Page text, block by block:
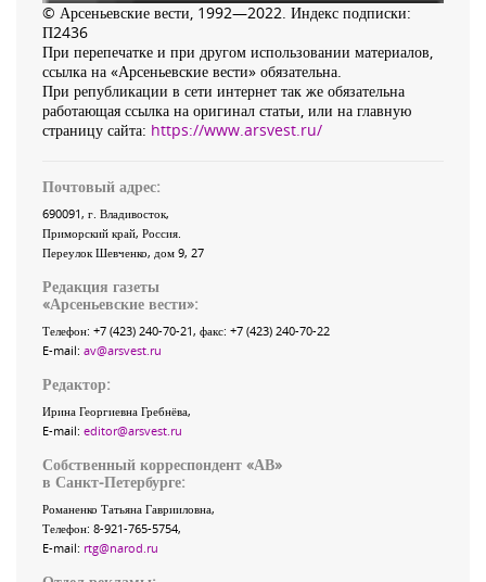
© Арсеньевские вести, 1992—2022. Индекс подписки:
П2436
При перепечатке и при другом использовании материалов,
ссылка на «Арсеньевские вести» обязательна.
При републикации в сети интернет так же обязательна
работающая ссылка на оригинал статьи, или на главную
страницу сайта: https://www.arsvest.ru/
Почтовый адрес:
690091, г. Владивосток,
Приморский край, Россия
Переулок Шевченко, дом 9, 27
Редакция газеты
«Арсеньевские вести»:
Телефон: +7 (423) 240-70-21, факс: +7 (423) 240-70-22
E-mail: av@arsvest.ru
Редактор:
Ирина Георгиевна Гребнёва,
E-mail: editor@arsvest.ru
Собственный корреспондент «АВ»
в Санкт-Петербурге:
Романенко Татьяна Гаврииловна,
Телефон: 8-921-765-5754,
E-mail: rtg@narod.ru